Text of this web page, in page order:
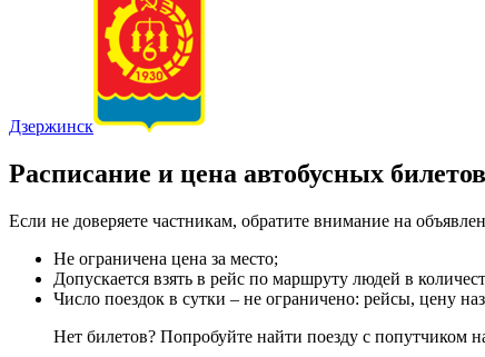
Дзержинск
Расписание и цена автобусных
Если не доверяете частникам, обратите внимание на
Не ограничена цена за место;
Допускается взять в рейс по маршруту людей в
Число поездок в сутки – не ограничено: рейсы, цену
Нет билетов? Попробуйте найти поезду с попутчиком